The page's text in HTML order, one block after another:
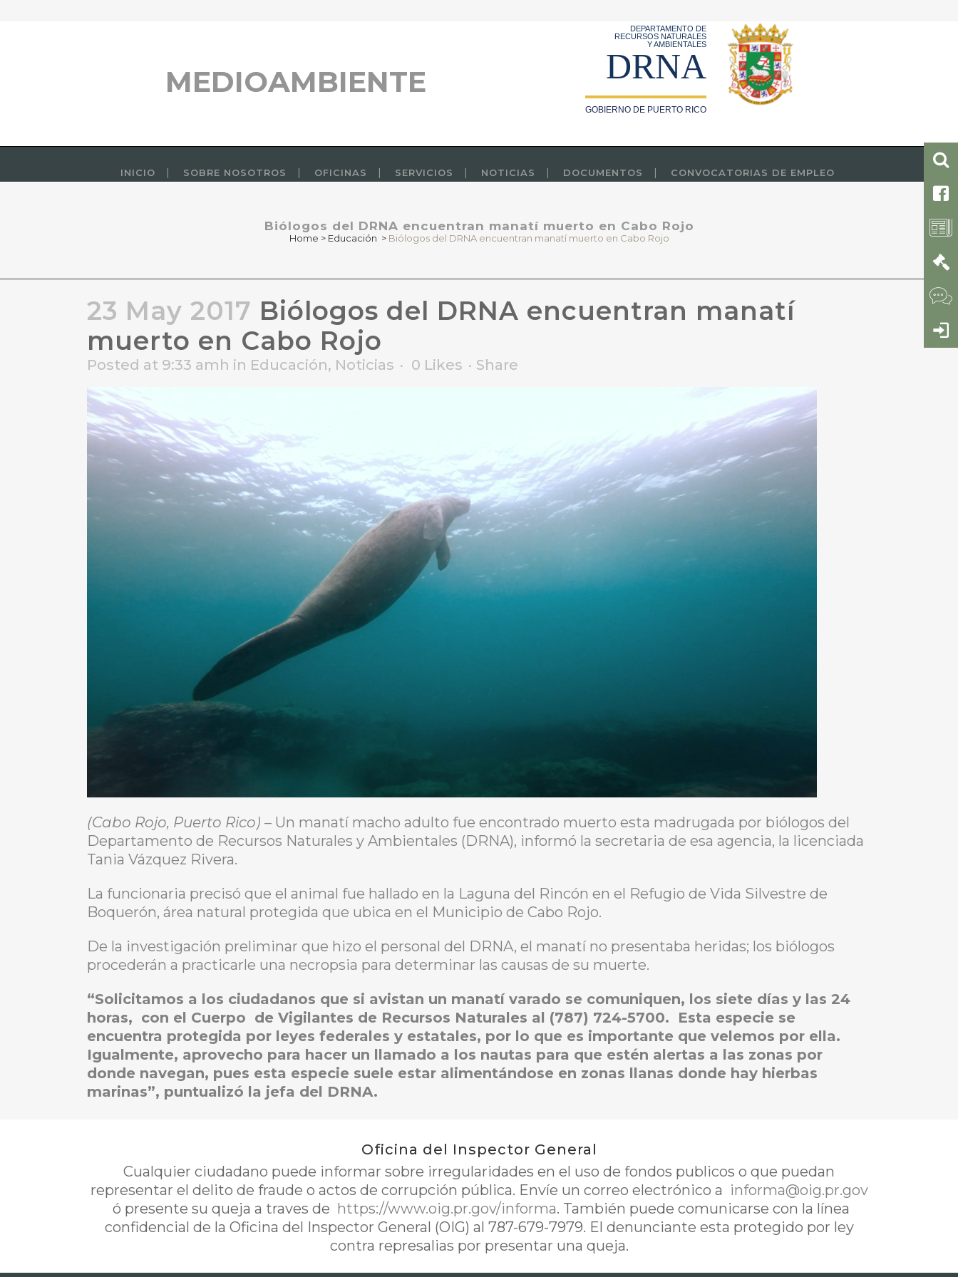
MEDIOAMBIENTE
DEPARTAMENTO DE
RECURSOS NATURALES
Y AMBIENTALES
DRNA
GOBIERNO DE PUERTO RICO
INICIO SOBRE NOSOTROS OFICINAS SERVICIOS NOTICIAS DOCUMENTOS CONVOCATORIAS DE EMPLEO
Biólogos del DRNA encuentran manatí muerto en Cabo Rojo
Home > Educación > Biólogos del DRNA encuentran manatí muerto en Cabo Rojo
23 May 2017 Biólogos del DRNA encuentran manatí
muerto en Cabo Rojo
Posted at 9:33 amh in Educación, Noticias 0 Likes Share
(Cabo Rojo, Puerto Rico) – Un manatí macho adulto fue encontrado muerto esta madrugada por biólogos del
Departamento de Recursos Naturales y Ambientales (DRNA), informó la secretaria de esa agencia, la licenciada
Tania Vázquez Rivera.
La funcionaria precisó que el animal fue hallado en la Laguna del Rincón en el Refugio de Vida Silvestre de
Boquerón, área natural protegida que ubica en el Municipio de Cabo Rojo.
De la investigación preliminar que hizo el personal del DRNA, el manatí no presentaba heridas; los biólogos
procederán a practicarle una necropsia para determinar las causas de su muerte.
“Solicitamos a los ciudadanos que si avistan un manatí varado se comuniquen, los siete días y las 24
horas, con el Cuerpo de Vigilantes de Recursos Naturales al (787) 724-5700. Esta especie se
encuentra protegida por leyes federales y estatales, por lo que es importante que velemos por ella.
Igualmente, aprovecho para hacer un llamado a los nautas para que estén alertas a las zonas por
donde navegan, pues esta especie suele estar alimentándose en zonas llanas donde hay hierbas
marinas”, puntualizó la jefa del DRNA.
Oficina del Inspector General
Cualquier ciudadano puede informar sobre irregularidades en el uso de fondos publicos o que puedan
representar el delito de fraude o actos de corrupción pública. Envíe un correo electrónico a informa@oig.pr.gov
ó presente su queja a traves de https://www.oig.pr.gov/informa. También puede comunicarse con la línea
confidencial de la Oficina del Inspector General (OIG) al 787-679-7979. El denunciante esta protegido por ley
contra represalias por presentar una queja.